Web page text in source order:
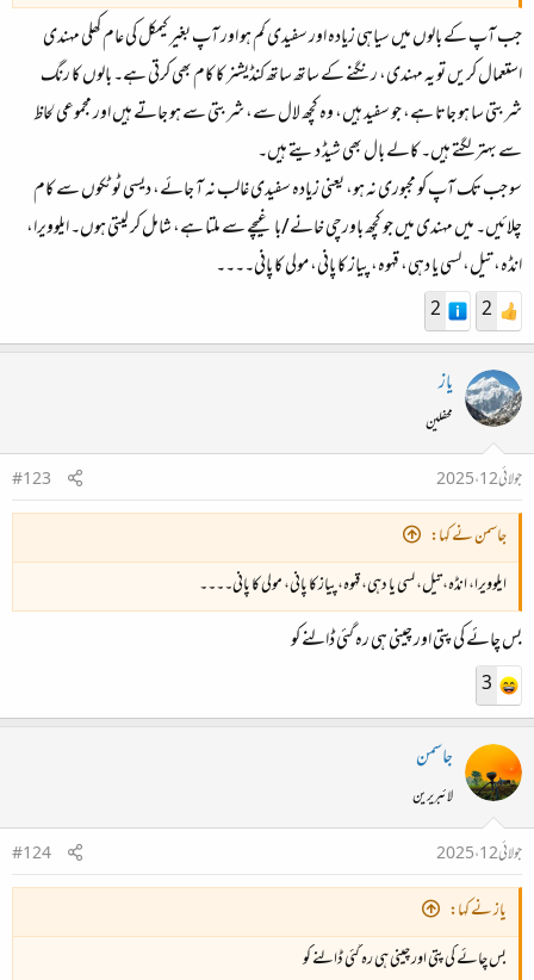
جب آپ کے بالوں میں سیاہی زیادہ اور سفیدی کم ہو اور آپ بغیر کیمکل کی عام کھلی مہندی
استعمال کریں تو یہ مہندی، رنگنے کے ساتھ ساتھ کنڈیشنر کا کام بھی کرتی ہے۔ بالوں کا رنگ
شربتی سا ہو جاتا ہے، جو سفید ہیں، وہ کچھ لال سے، شربتی سے ہو جاتے ہیں اور مجموعی لحاظ
سے بہتر لگتے ہیں۔ کالے بال بھی شیڈ دیتے ہیں۔
سو جب تک آپ کو مجبوری نہ ہو، یعنی زیادہ سفیدی غالب نہ آ جائے، دیسی ٹوٹکوں سے کام
چلائیں۔ میں مہندی میں جو کچھ باورچی خانے/باغیچے سے ملتا ہے، شامل کر لیتی ہوں۔ ایلوویرا،
انڈہ، تیل، لسی یا دہی، قہوہ، پیاز کا پانی، مولی کا پانی۔۔۔۔
2
2
یاز
محفلین
جولائی 12، 2025
#123
جاسمن نے کہا:
ایلوویرا، انڈہ، تیل، لسی یا دہی، قہوہ، پیاز کا پانی، مولی کا پانی۔۔۔۔
بس چائے کی پتی اور چینی ہی رہ گئی ڈالنے کو
3
جاسمن
لائبریرین
جولائی 12، 2025
#124
یاز نے کہا:
بس چائے کی پتی اور چینی ہی رہ گئی ڈالنے کو